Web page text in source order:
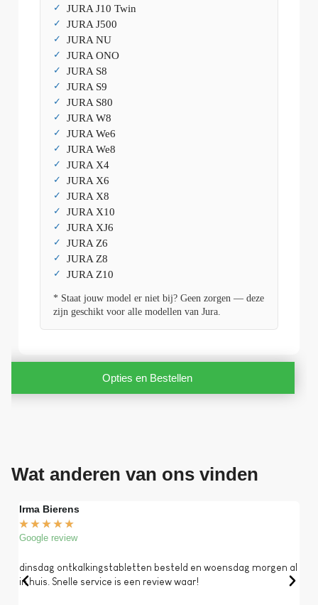
JURA J10 Twin
JURA J500
JURA NU
JURA ONO
JURA S8
JURA S9
JURA S80
JURA W8
JURA We6
JURA We8
JURA X4
JURA X6
JURA X8
JURA X10
JURA XJ6
JURA Z6
JURA Z8
JURA Z10
* Staat jouw model er niet bij? Geen zorgen — deze
zijn geschikt voor alle modellen van Jura.
Opties en Bestellen
Wat anderen van ons vinden
Irma Bierens
★ ★ ★ ★ ★
Google review
dinsdag ontkalkingstabletten besteld en woensdag morgen al
in huis. Snelle service is een review waar!